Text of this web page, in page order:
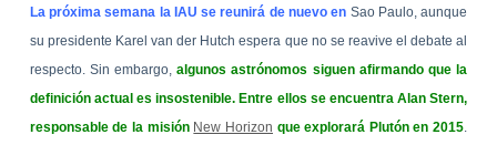
La próxima semana la IAU se reunirá de nuevo en Sao Paulo, aunque
su presidente Karel van der Hutch espera que no se reavive el debate al
respecto. Sin embargo,algunos astrónomos siguen afirmando que la
definición actual es insostenible. Entre ellos se encuentra Alan Stern,
responsable de la misión New Horizon que explorará Plutón en 2015.